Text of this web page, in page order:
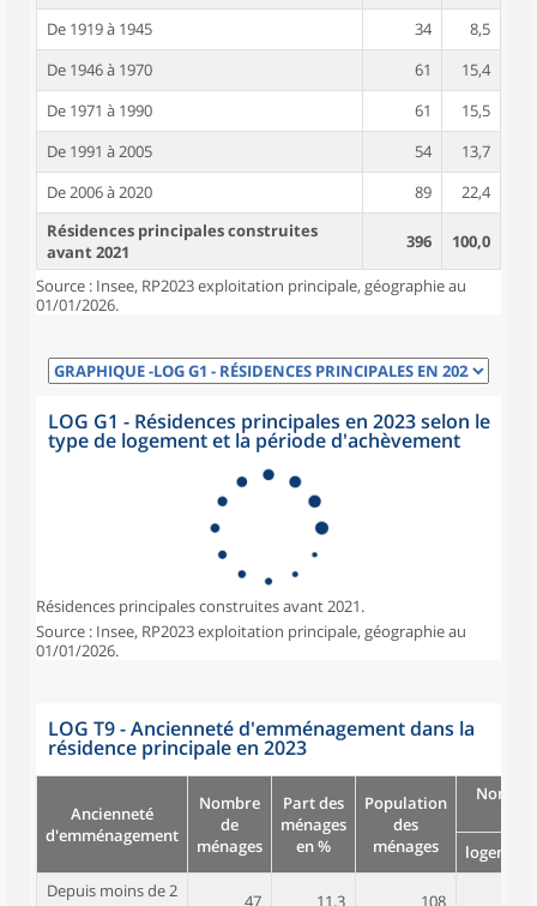
De 1919 à 1945
34
8,5
De 1946 à 1970
61
15,4
De 1971 à 1990
61
15,5
De 1991 à 2005
54
13,7
De 2006 à 2020
89
22,4
Résidences principales construites
avant 2021
396 100,0
Source : Insee, RP2023 exploitation principale, géographie au
01/01/2026.
LOG G1 - Résidences principales en 2023 selon le
type de logement et la période d'achèvement
Résidences principales construites avant 2021.
Source : Insee, RP2023 exploitation principale, géographie au
01/01/2026.
LOG T9 - Ancienneté d'emménagement dans la
résidence principale en 2023
Ancienneté
d'emménagement
Nombre
de
ménages
Part des
ménages
en %
Population
des
ménages
logement
Depuis moins de 2
47 11,3 108